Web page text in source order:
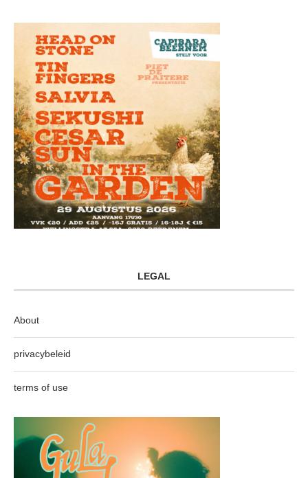
LEGAL
About
privacybeleid
terms of use